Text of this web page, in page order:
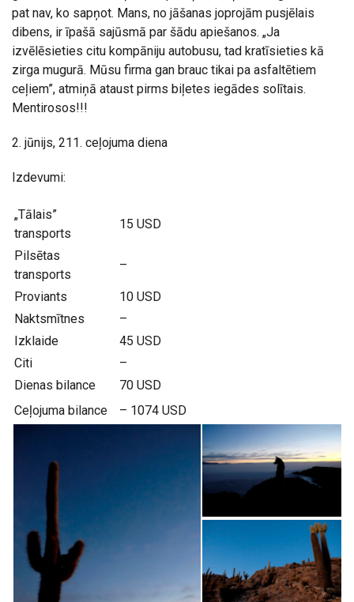
pat nav, ko sapņot. Mans, no jāšanas joprojām pusjēlais
dibens, ir īpašā sajūsmā par šādu apiešanos. „Ja
izvēlēsieties citu kompāniju autobusu, tad kratīsieties kā
zirga mugurā. Mūsu firma gan brauc tikai pa asfaltētiem
ceļiem”, atmiņā ataust pirms biļetes iegādes solītais.
Mentirosos!!!
2. jūnijs, 211. ceļojuma diena
Izdevumi:
„Tālais”
transports
15 USD
Pilsētas
transports
–
Proviants
10 USD
Naktsmītnes
–
Izklaide
45 USD
Citi
–
Dienas bilance
70 USD
Ceļojuma bilance
– 1074 USD